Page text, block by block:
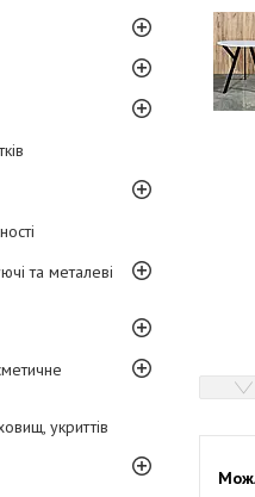
та металеві
укриттів